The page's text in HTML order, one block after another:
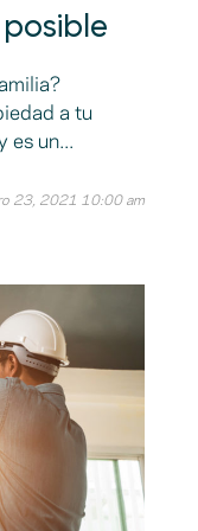
a tu
es un...
23, 2021 10:00 am